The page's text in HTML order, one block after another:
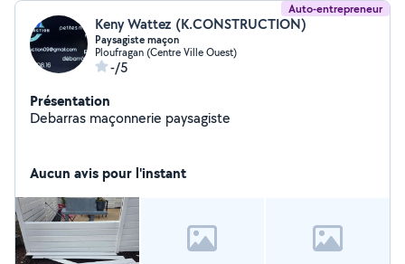
Auto-entrepreneur
Keny Wattez (K.CONSTRUCTION)
Paysagiste maçon
Ploufragan (Centre Ville Ouest)
-/5
Présentation
Debarras maçonnerie paysagiste
Aucun avis pour l'instant